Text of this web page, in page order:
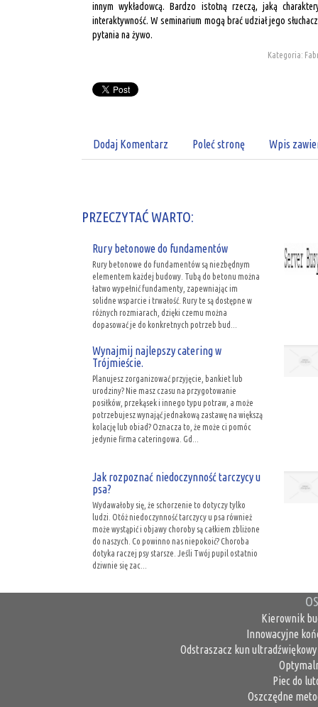
innym wykładowcą. Bardzo istotną rzeczą, jaką
interaktywność. W seminarium mogą brać udział jego
pytania na żywo.
Kategoria:
Dodaj Komentarz Poleć stronę Wpis
PRZECZYTAĆ WARTO:
Rury betonowe do fundamentów
Rury betonowe do fundamentów są niezbędnym
elementem każdej budowy. Tubą do betonu można
łatwo wypełnić fundamenty, zapewniając im
solidne wsparcie i trwałość. Rury te są dostępne w
różnych rozmiarach, dzięki czemu można
dopasować je do konkretnych potrzeb bud...
Wynajmij najlepszy catering w
Trójmieście.
Planujesz zorganizować przyjęcie, bankiet lub
urodziny? Nie masz czasu na przygotowanie
posiłków, przekąsek i innego typu potraw, a może
potrzebujesz wynająć jednakową zastawę na większą
kolację lub obiad? Oznacza to, że może ci pomóc
jedynie firma cateringowa. Gd...
Jak rozpoznać niedoczynność tarczycy u
psa?
Wydawałoby się, że schorzenie to dotyczy tylko
ludzi. Otóż niedoczynność tarczycy u psa również
może wystąpić i objawy choroby są całkiem zbliżone
do naszych. Co powinno nas niepokoić? Choroba
dotyka raczej psy starsze. Jeśli Twój pupil ostatnio
dziwnie się zac...
Kierownik
Innowacyjne
Odstraszacz kun
Piec do
Oszczędne